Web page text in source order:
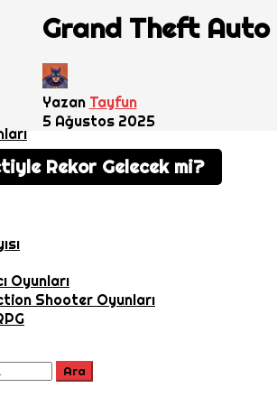
Oyunları
Shooter Oyunları
Grand Theft Auto
Yazan Tayfun
5 Ağustos 2025
Rekor Gelecek mi?